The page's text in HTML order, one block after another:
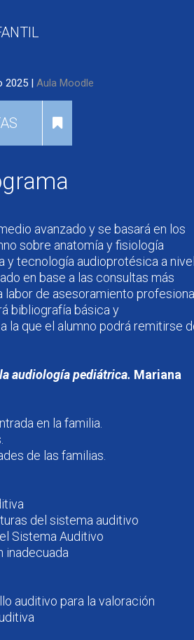
2025 | Aula Moodle
avanzado y se basará en los
sobre anatomía y fisiología
y tecnología audioprotésica a nivel
en base a las consultas más
de asesoramiento profesional.
bibliografía básica y
la que el alumno podrá remitirse
audiología pediátrica. Mariana
en la familia.
de las familias.
del sistema auditivo
Sistema Auditivo
inadecuada
auditivo para la valoración